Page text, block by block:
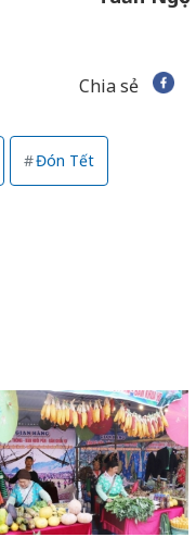
Chia sẻ
Đón Tết